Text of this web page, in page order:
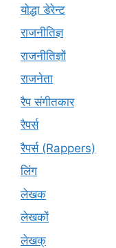
योद्धा डेरेन्ट
राजनीतिज्ञ
राजनीतिज्ञों
राजनेता
रैप संगीतकार
रैपर्स
रैपर्स (Rappers)
लिंग
लेखक
लेखकों
लेखक्